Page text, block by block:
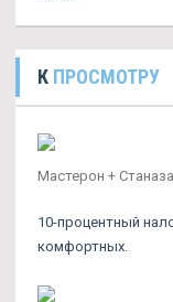
К ПРОСМОТРУ
Мастерон +
10-процентный
комфортных.